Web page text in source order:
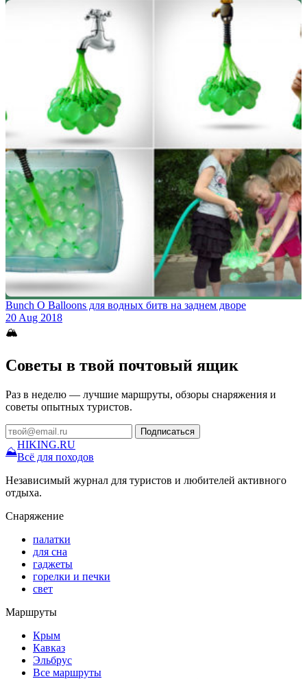
Bunch O Balloons для водных битв на заднем дворе
20 Aug 2018
🏔
Советы в твой почтовый ящик
Раз в неделю — лучшие маршруты, обзоры снаряжения и
советы опытных туристов.
Подписаться
⛰
HIKING.RU
Всё для походов
Независимый журнал для туристов и любителей активного
отдыха.
Снаряжение
палатки
для сна
гаджеты
горелки и печки
свет
Маршруты
Крым
Кавказ
Эльбрус
Все маршруты